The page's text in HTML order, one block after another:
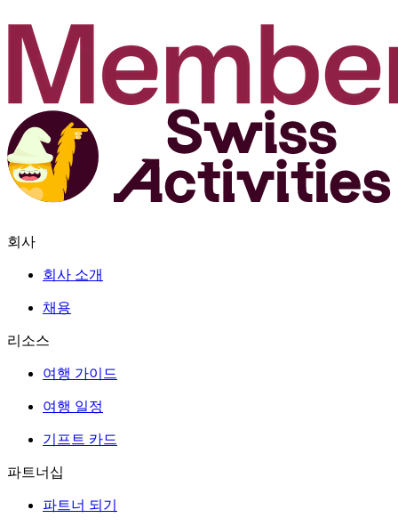
회사
회사 소개
채용
리소스
여행 가이드
여행 일정
기프트 카드
파트너십
파트너 되기